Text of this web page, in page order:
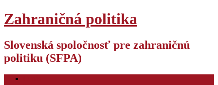
Zahraničná politika
Slovenská spoločnosť pre zahraničnú
politiku (SFPA)